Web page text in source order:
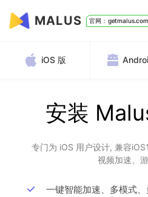
MALUS 官网：getmalus.com
iOS 版
安装
专门为 iOS 用户设计, 兼容
视频加速、
一键智能加速、多模式